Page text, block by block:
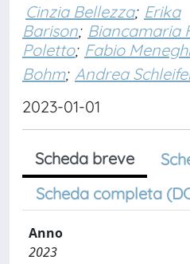
Cinzia Bellezza; Erika
Barison; Biancamaria
Poletto; Fabio
Bohm; Andrea
2023-01-01
Scheda breve
Scheda completa
Anno
2023